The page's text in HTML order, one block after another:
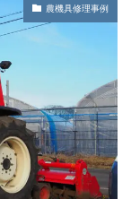
農機具修理事例